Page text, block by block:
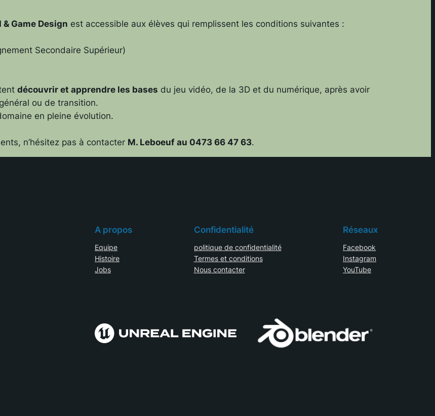
Game Design est accessible aux élèves qui remplissent les conditions suivantes :
Secondaire Supérieur)
découvrir et apprendre les bases du jeu vidéo, de la 3D et du numérique, après avoir
ou de transition.
en pleine évolution.
n’hésitez pas à contacter M. Leboeuf au 0473 66 47 63.
A propos
Equipe
Histoire
Jobs
Confidentialité
politique de confidentialité
Termes et conditions
Nous contacter
Réseaux
Facebook
Instagram
YouTube